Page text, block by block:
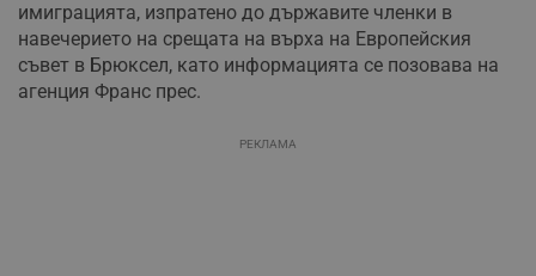
имиграцията, изпратено до държавите членки в
навечерието на срещата на върха на Европейския
съвет в Брюксел, като информацията се позовава на
агенция Франс прес.
РЕКЛАМА